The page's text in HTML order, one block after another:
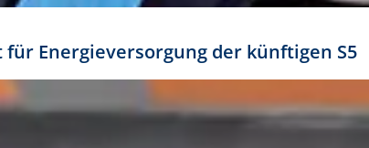
Energieversorgung der künftigen S5